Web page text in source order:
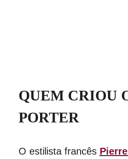
QUEM CRIOU
PORTER
O estilista francês